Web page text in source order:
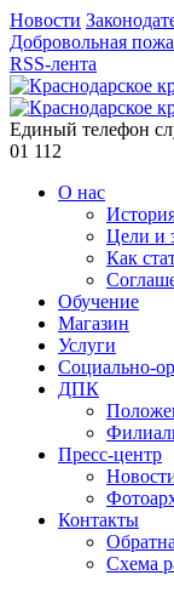
Новости
Добровольная
RSS-лента
Единый телефон
01 112
О нас
Цели и
Как
Обучение
Магазин
Услуги
Социально-
ДПК
Пресс-центр
Контакты
Схема